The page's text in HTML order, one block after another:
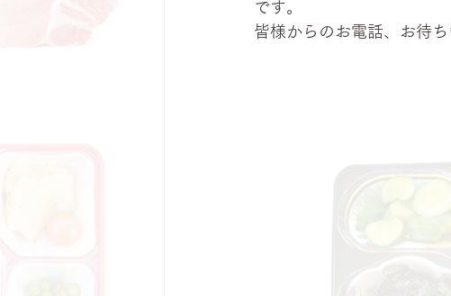
です。
皆様からのお電話、お待ち